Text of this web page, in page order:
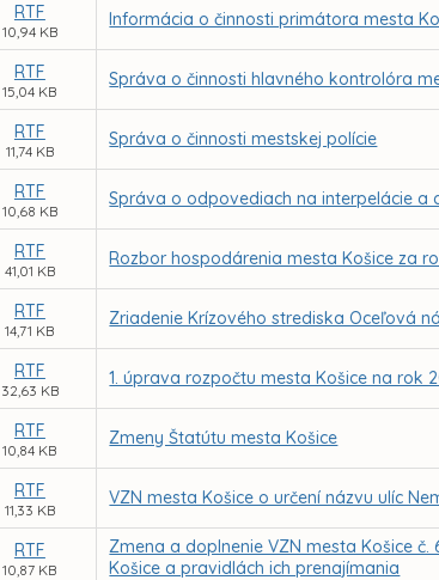
RTF
10,94 KB
Informácia o činnosti primátora mesta
RTF
15,04 KB
Správa o činnosti hlavného kontrolóra
RTF
11,74 KB
Správa o činnosti mestskej polície
RTF
10,68 KB
Správa o odpovediach na interpelácie a
RTF
41,01 KB
Rozbor hospodárenia mesta Košice za
RTF
14,71 KB
Zriadenie Krízového strediska Oceľová
RTF
32,63 KB
1. úprava rozpočtu mesta Košice na rok
RTF
10,84 KB
Zmeny Štatútu mesta Košice
RTF
11,33 KB
VZN mesta Košice o určení názvu ulíc
RTF
10,87 KB
Zmena a doplnenie VZN mesta Košice
Košice a pravidlách ich prenajímania